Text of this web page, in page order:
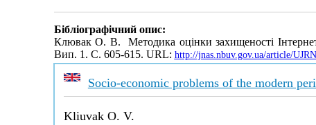
Бібліографічний опис:
Клювак О. В. Методика оцінки захищеності
Вип. 1. С. 605-615. URL: http://jnas.nbuv.gov.ua/article/
Socio-economic problems of the modern
Kliuvak O. V.